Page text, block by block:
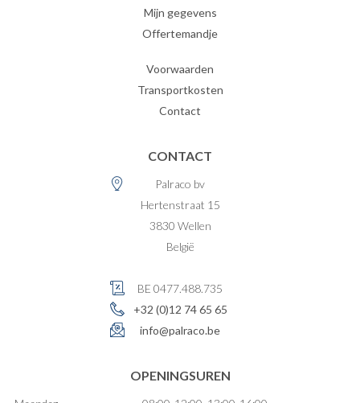
Mijn gegevens
Offertemandje
Voorwaarden
Transportkosten
Contact
CONTACT
Palraco bv
Hertenstraat 15
3830 Wellen
België
BE 0477.488.735
+32 (0)12 74 65 65
info@palraco.be
OPENINGSUREN